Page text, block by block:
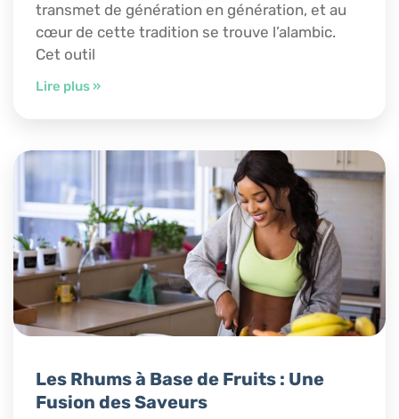
transmet de génération en génération, et au
cœur de cette tradition se trouve l’alambic.
Cet outil
Lire plus »
Les Rhums à Base de Fruits : Une
Fusion des Saveurs